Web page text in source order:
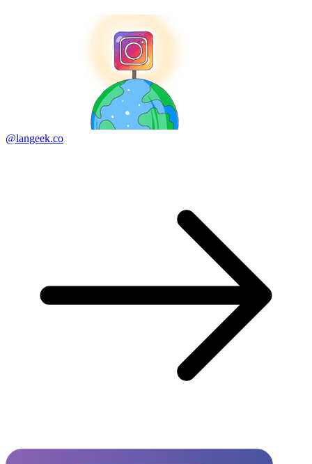
@langeek.co